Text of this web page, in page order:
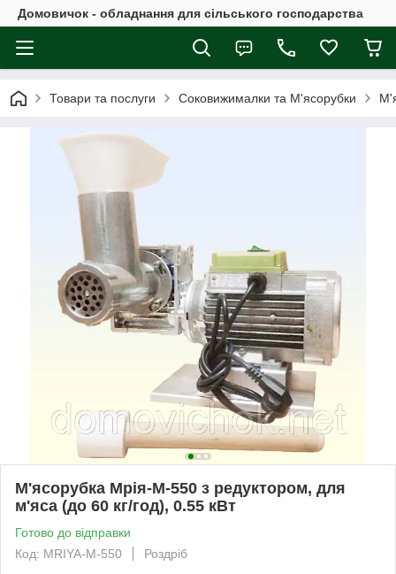
Домовичок - обладнання для сільського господарства
Товари та послуги Соковижималки та М'ясорубки
М'ясорубка Мрія-М-550 з редуктором, для
м'яса (до 60 кг/год), 0.55 кВт
Готово до відправки
Код: MRIYA-M-550
Роздріб